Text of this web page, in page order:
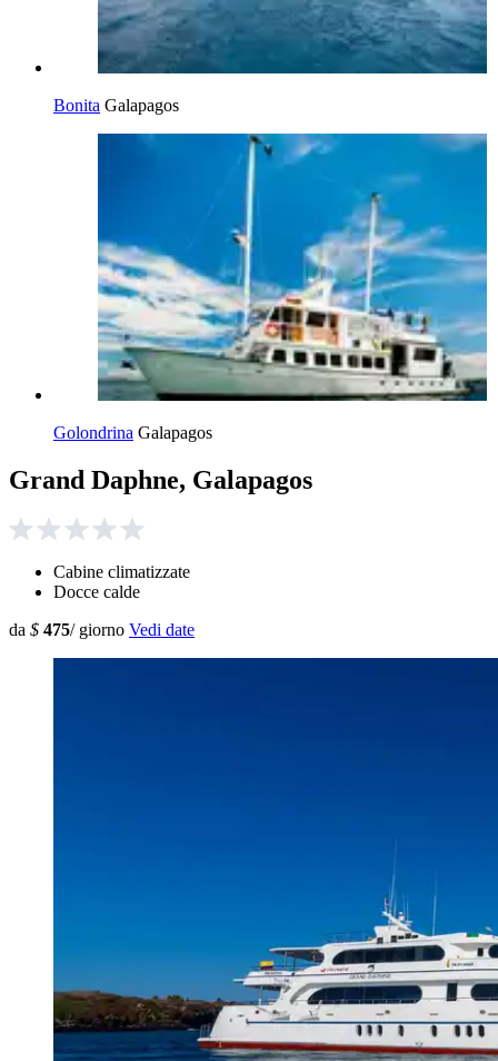
Bonita Galapagos
Golondrina Galapagos
Grand Daphne, Galapagos
Cabine climatizzate
Docce calde
da $ 475/ giorno Vedi date